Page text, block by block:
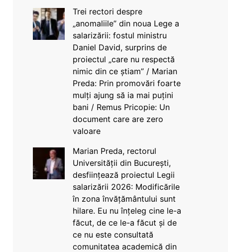
Trei rectori despre
„anomaliile” din noua Lege a
salarizării: fostul ministru
Daniel David, surprins de
proiectul „care nu respectă
nimic din ce știam” / Marian
Preda: Prin promovări foarte
mulți ajung să ia mai puțini
bani / Remus Pricopie: Un
document care are zero
valoare
Marian Preda, rectorul
Universității din București,
desființează proiectul Legii
salarizării 2026: Modificările
în zona învățământului sunt
hilare. Eu nu înțeleg cine le-a
făcut, de ce le-a făcut și de
ce nu este consultată
comunitatea academică din